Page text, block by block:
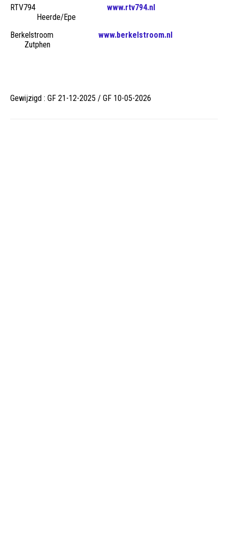
RTV794 www.rtv794.nl
Heerde/Epe
Berkelstroom www.berkelstroom.nl
Zutphen
Gewijzigd : GF 21-12-2025 / GF 10-05-2026